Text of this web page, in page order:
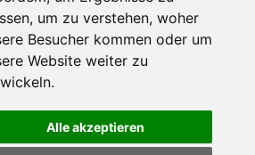
um zu verstehen, woher
Besucher kommen oder um
Website weiter zu
Alle akzeptieren
Mehr erfahren